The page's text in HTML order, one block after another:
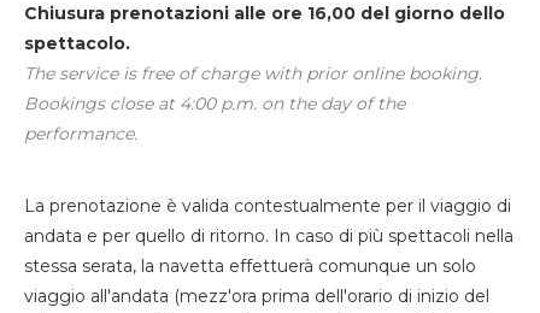
Chiusura prenotazioni alle ore 16,00 del giorno dello
spettacolo.
The service is free of charge with prior online booking.
Bookings close at 4:00 p.m. on the day of the
performance.
La prenotazione è valida contestualmente per il viaggio di
andata e per quello di ritorno. In caso di più spettacoli nella
stessa serata, la navetta effettuerà comunque un solo
viaggio all'andata (mezz'ora prima dell'orario di inizio del